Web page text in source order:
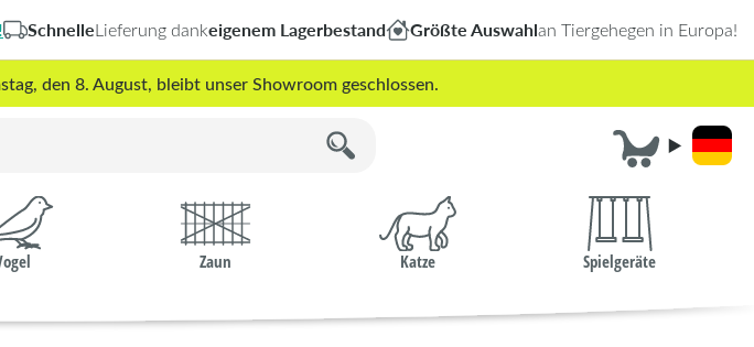
SchnelleLieferung dankeigenem Lagerbestand Größte Auswahlan Tiergehegen in Europa!
den 8. August, bleibt unser Showroom geschlossen.
Zaun Katze Spielgeräte